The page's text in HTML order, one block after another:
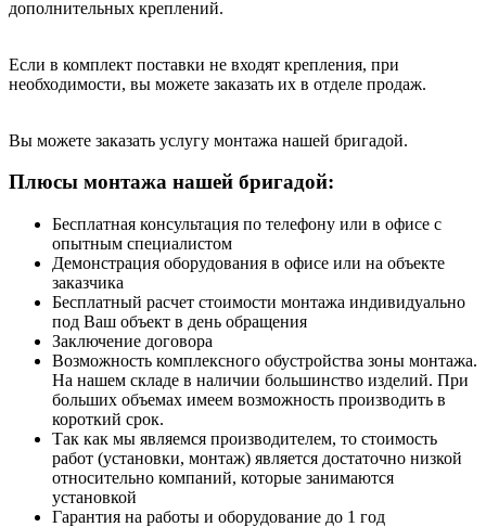
дополнительных креплений.
Если в комплект поставки не входят крепления, при
необходимости, вы можете заказать их в отделе продаж.
Вы можете заказать услугу монтажа нашей бригадой.
Плюсы монтажа нашей бригадой:
Бесплатная консультация по телефону или в офисе с
опытным специалистом
Демонстрация оборудования в офисе или на объекте
заказчика
Бесплатный расчет стоимости монтажа индивидуально
под Ваш объект в день обращения
Заключение договора
Возможность комплексного обустройства зоны монтажа.
На нашем складе в наличии большинство изделий. При
больших объемах имеем возможность производить в
короткий срок.
Так как мы являемся производителем, то стоимость
работ (установки, монтаж) является достаточно низкой
относительно компаний, которые занимаются
установкой
Гарантия на работы и оборудование до 1 год